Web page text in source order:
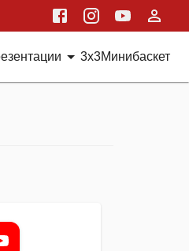
3x3Минибаскет